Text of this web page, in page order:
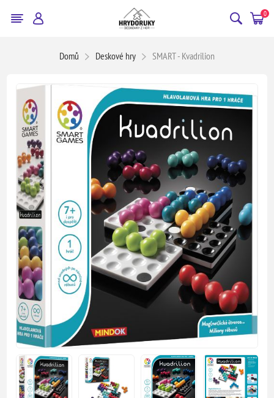
0
Domů Deskové hry SMART - Kvadrilion